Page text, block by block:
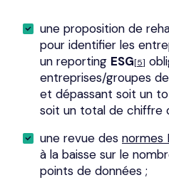
une proposition de
pour identifier les
un reporting ESG[5]
entreprises/groupes
et dépassant soit un
soit un total de chiffre
une revue des normes
à la baisse sur le
points de données ;